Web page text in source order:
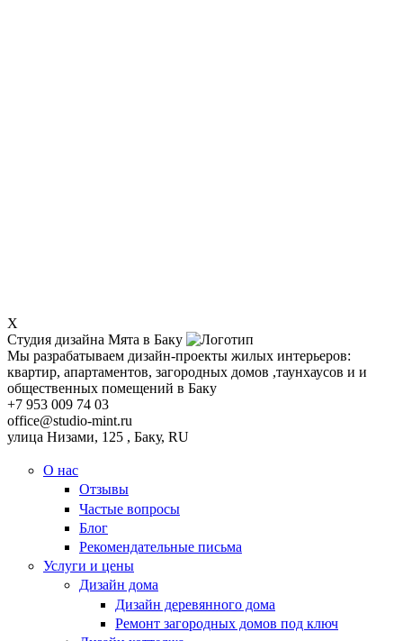
X
Студия дизайна Мята в Баку
Мы разрабатываем дизайн-проекты жилых интерьеров:
квартир, апартаментов, загородных домов ,таунхаусов и и
общественных помещений в Баку
+7 953 009 74 03
office@studio-mint.ru
улица Низами, 125 , Баку, RU
О нас
Отзывы
Частые вопросы
Блог
Рекомендательные письма
Услуги и цены
Дизайн дома
Дизайн деревянного дома
Ремонт загородных домов под ключ